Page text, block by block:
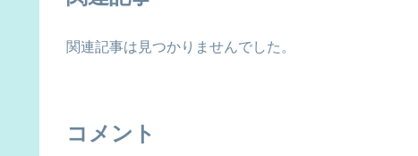
関連記事は見つかりませんでした。
コメント